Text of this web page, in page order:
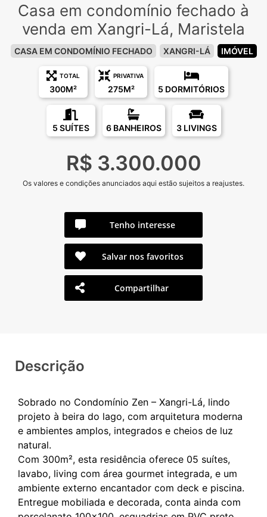
Casa em condomínio fechado à
venda em Xangri-Lá, Maristela
CASA EM CONDOMÍNIO FECHADO XANGRI-LÁ IMÓVEL
TOTAL
300M²
PRIVATIVA
275M² 5 DORMITÓRIOS
5 SUÍTES 6 BANHEIROS 3 LIVINGS
R$ 3.300.000
Os valores e condições anunciados aqui estão sujeitos a reajustes.
Tenho interesse
Salvar nos favoritos
Compartilhar
Descrição
Sobrado no Condomínio Zen – Xangri-Lá, lindo
projeto à beira do lago, com arquitetura moderna
e ambientes amplos, integrados e cheios de luz
natural.
Com 300m², esta residência oferece 05 suítes,
lavabo, living com área gourmet integrada, e um
ambiente externo encantador com deck e piscina.
Entregue mobiliada e decorada, conta ainda com